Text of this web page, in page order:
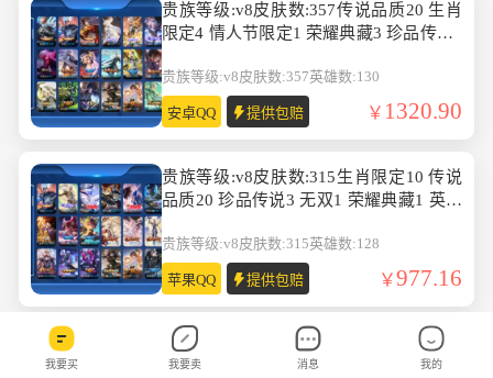
贵族等级:v8皮肤数:357传说品质20 生肖
限定4 情人节限定1 荣耀典藏3 珍品传说1
贵族等级:v8皮肤数:357英雄数:130
安卓QQ 提供包赔 1320.90
贵族等级:v8皮肤数:315生肖限定10 传说
品质20 珍品传说3 无双1 荣耀典藏1 英雄
贵族等级:v8皮肤数:315英雄数:128
苹果QQ 提供包赔 977.16
贵族等级:v9皮肤数:407传说品质20 生肖
限定12 情人节限定4 荣耀典藏1 英雄
我要买 我要卖 消息 我的